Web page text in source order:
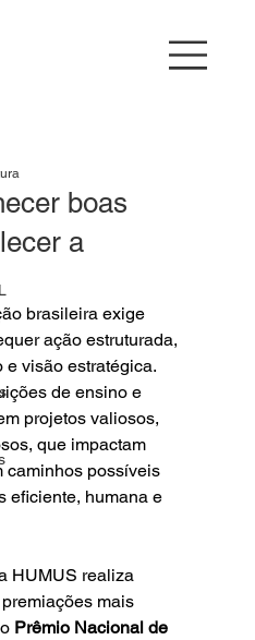
boas
a
brasileira exige
ação estruturada,
visão estratégica.
de ensino e
projetos valiosos,
que impactam
caminhos possíveis
eficiente, humana e
HUMUS realiza
mais
Prêmio Nacional de